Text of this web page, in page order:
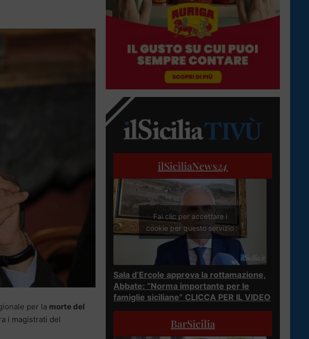
per la morte del
i magistrati del
ilSiciliaNews24
Fai clic per accettare i
cookie per questo servizio
Sala d’Ercole approva la rottamazione,
Abbate: “Norma importante per le
famiglie siciliane” CLICCA PER IL VIDEO
BarSicilia